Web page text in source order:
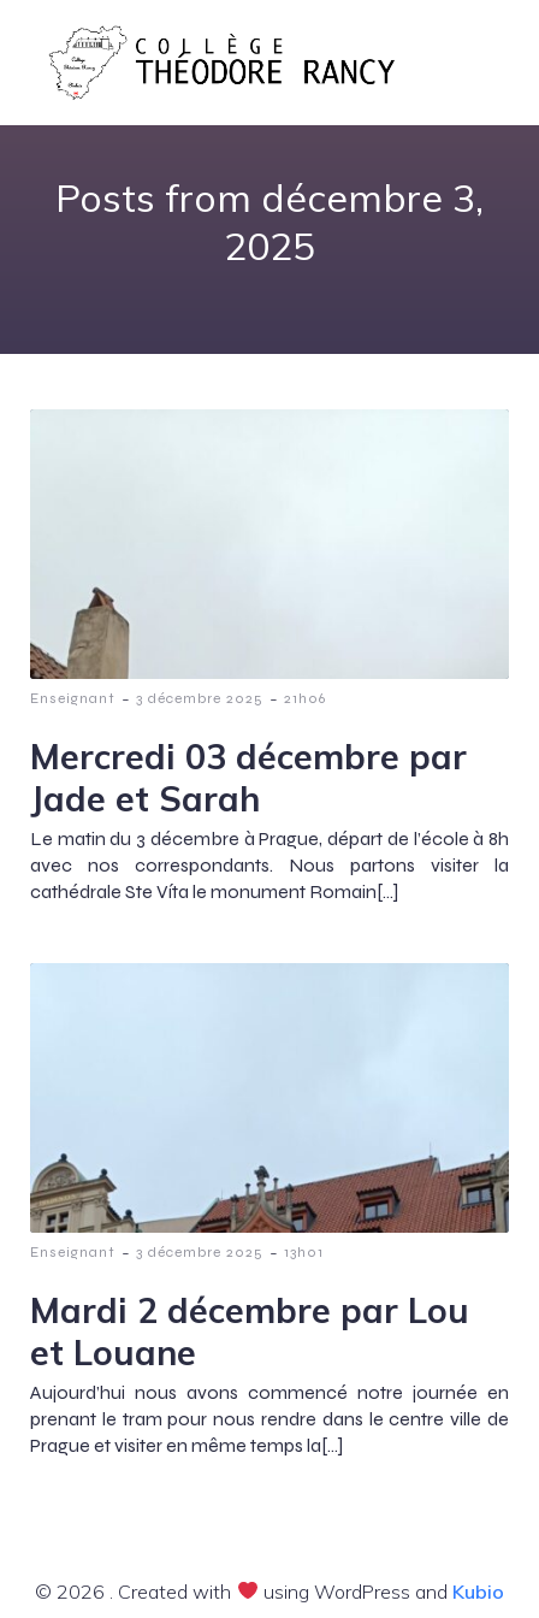
Posts from décembre 3,
2025
Enseignant - 3 décembre 2025 - 21h06
Mercredi 03 décembre par
Jade et Sarah
Le matin du 3 décembre à Prague, départ de l’école à 8h
avec nos correspondants. Nous partons visiter la
cathédrale Ste Víta le monument Romain[…]
Enseignant - 3 décembre 2025 - 13h01
Mardi 2 décembre par Lou
et Louane
Aujourd’hui nous avons commencé notre journée en
prenant le tram pour nous rendre dans le centre ville de
Prague et visiter en même temps la[…]
© 2026 . Created with using WordPress and Kubio